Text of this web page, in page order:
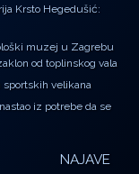
Krsto Hegedušić:
muzej u Zagrebu
od toplinskog vala
sportskih velikana
iz potrebe da se
NAJAVE